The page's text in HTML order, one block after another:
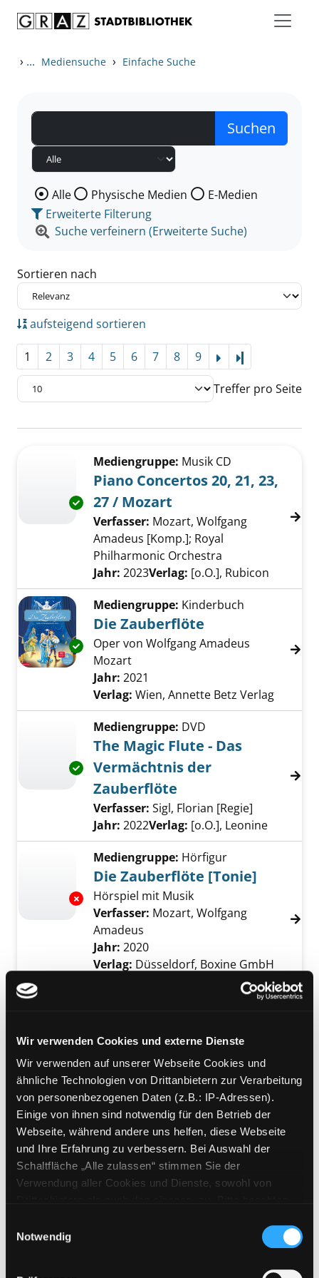
Wir verwenden Cookies und externe Dienste
Wir verwenden auf unserer Webseite Cookies und
ähnliche Technologien von Drittanbietern zur Verarbeitung
von personenbezogenen Daten (z.B.: IP-Adressen).
Einige von ihnen sind notwendig für den Betrieb der
Webseite, während andere uns helfen, diese Webseite
und Ihre Erfahrung zu verbessern. Bei Auswahl der
Schaltfläche „Alle zulassen“ stimmen Sie der
Verwendung aller Cookies und Dienste, sowohl von
Cookies von Drittanbietern, eine Verarbeitung in
unsicheren Drittländern (Länder außerhalb des EWR
ohne adäquates Datenschutzniveau) stattfinden kann. In
Notwendig
› ... Mediensuche › Einfache Suche
Wählen Sie die Medienart nach der Sie suchen wollen.
Alle Physische Medien
E-Medien
Erweiterte Filterung
Suche verfeinern (Erweiterte Suche)
Sortieren nach
aufsteigend sortieren
1 2 3 4 5 6 7 8 9
Treffer pro Seite
Zu den Suchfiltern springen
Exemplar-Details von Piano Concertos 20,
Mediengruppe: Musik CD
Piano Concertos 20, 21, 23,
27 / Mozart
Verfasser: Mozart, Wolfgang
Amadeus [Komp.]; Royal
Philharmonic Orchestra
Jahr: 2023Verlag: [o.O.], Rubicon
Exemplar-Details von Die Zauberflöte
Mediengruppe: Kinderbuch
Die Zauberflöte
Oper von Wolfgang Amadeus
Mozart
Suche nach diesem Verfasser
Jahr: 2021
Verlag: Wien, Annette Betz Verlag
Exemplar-Details von The Magic Flute - Das
Mediengruppe: DVD
The Magic Flute - Das
Vermächtnis der
Zauberflöte
Verfasser: Sigl, Florian [Regie]
Jahr: 2022Verlag: [o.O.], Leonine
Exemplar-Details von Die Zauberflöte [Tonie]
Mediengruppe: Hörfigur
Die Zauberflöte [Tonie]
Hörspiel mit Musik
Verfasser: Mozart, Wolfgang
Amadeus
Jahr: 2020
Verlag: Düsseldorf, Boxine GmbH
Lieblings-Meisterstücke
Exemplar-Details von Wolfgang Amadeus
Wolfgang Amadeus Mozart
lesung
Verfasser:Welteroth, UteSuche nach
Jahr:2018Verlag: Köln, Head Room
Reihe:Abenteuer und Wissen
Mediengruppe:Kinderbuch
Mozart für Kinder
Nachtmusik und Zauberflöte ; [Buch
Hamburg, Jumbo